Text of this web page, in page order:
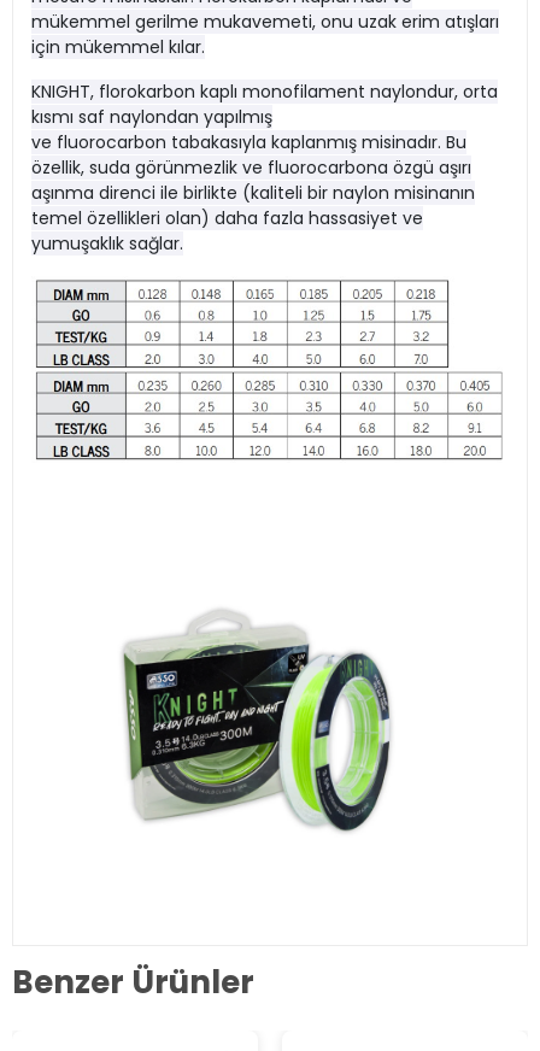
mükemmel gerilme mukavemeti, onu uzak erim atışları
için mükemmel kılar.
KNIGHT, florokarbon kaplı monofilament naylondur, orta
kısmı saf naylondan yapılmış
ve fluorocarbon tabakasıyla kaplanmış misinadır. Bu
özellik, suda görünmezlik ve fluorocarbona özgü aşırı
aşınma direnci ile birlikte (kaliteli bir naylon misinanın
temel özellikleri olan) daha fazla hassasiyet ve
yumuşaklık sağlar.
Benzer Ürünler